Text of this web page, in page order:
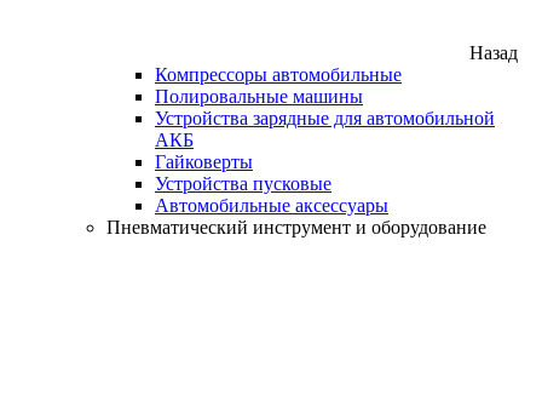
Назад
Компрессоры автомобильные
Полировальные машины
Устройства зарядные для автомобильной
АКБ
Гайковерты
Устройства пусковые
Автомобильные аксессуары
Пневматический инструмент и оборудование